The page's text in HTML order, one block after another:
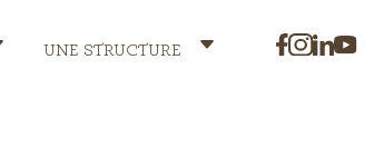
UNE STRUCTURE